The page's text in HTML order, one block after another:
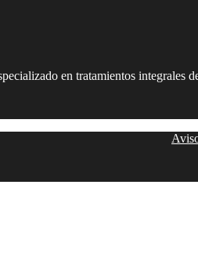
en tratamientos integrales